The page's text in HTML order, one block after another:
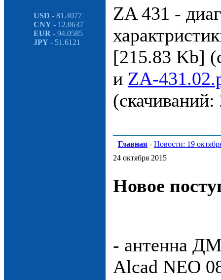
USD - 81.4077
CNY - 12.0637
EUR - 94.0585
JPY - 51.6121
ZA 431 -
[215.83 Kb]
и ZA-
(cкачиваний:
Главная - Новости: 19
24 октября 2015
Новое
- антенна
Alcad NEO